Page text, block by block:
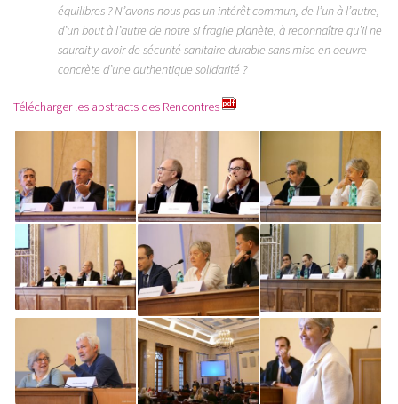
équilibres ? N’avons-nous pas un intérêt commun, de l’un à l’autre,
d’un bout à l’autre de notre si fragile planète, à reconnaître qu’il ne
saurait y avoir de sécurité sanitaire durable sans mise en oeuvre
concrète d’une authentique solidarité ?
Télécharger les abstracts des Rencontres